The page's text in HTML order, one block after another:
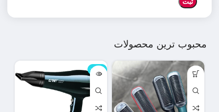
محبوب ترین محصولات
ناموجود